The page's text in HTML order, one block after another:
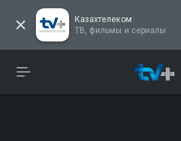
Казахтелеком
ТВ, фильмы и сериалы